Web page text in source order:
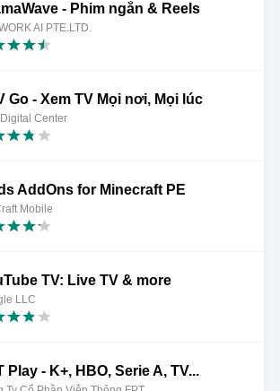
- Phim ngắn & Reels
AI PTE.LTD.
Go - Xem TV Mọi nơi, Mọi lúc
Center
AddOns for Minecraft PE
Mobile
TV: Live TV & more
LLC
Play - K+, HBO, Serie A, TV...